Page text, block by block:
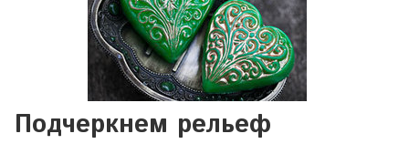
Подчеркнем рельеф